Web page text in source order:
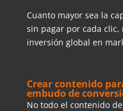
Cuanto mayor sea la
sin pagar por cada clic,
inversión global en
Crear contenido
embudo de
No todo el contenido